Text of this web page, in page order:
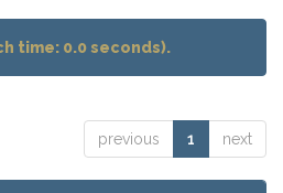
time: 0.0 seconds).
previous 1 next